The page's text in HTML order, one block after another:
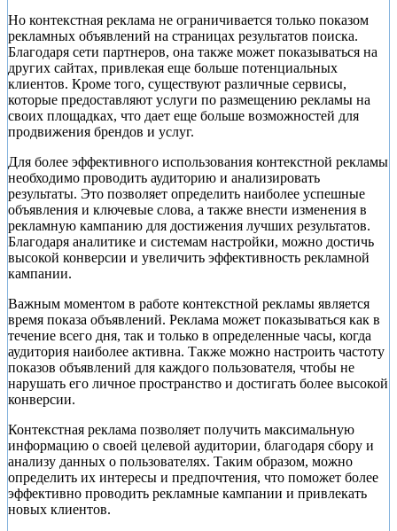
Но контекстная реклама не ограничивается только показом
рекламных объявлений на страницах результатов поиска.
Благодаря сети партнеров, она также может показываться на
других сайтах, привлекая еще больше потенциальных
клиентов. Кроме того, существуют различные сервисы,
которые предоставляют услуги по размещению рекламы на
своих площадках, что дает еще больше возможностей для
продвижения брендов и услуг.
Для более эффективного использования контекстной рекламы
необходимо проводить аудиторию и анализировать
результаты. Это позволяет определить наиболее успешные
объявления и ключевые слова, а также внести изменения в
рекламную кампанию для достижения лучших результатов.
Благодаря аналитике и системам настройки, можно достичь
высокой конверсии и увеличить эффективность рекламной
кампании.
Важным моментом в работе контекстной рекламы является
время показа объявлений. Реклама может показываться как в
течение всего дня, так и только в определенные часы, когда
аудитория наиболее активна. Также можно настроить частоту
показов объявлений для каждого пользователя, чтобы не
нарушать его личное пространство и достигать более высокой
конверсии.
Контекстная реклама позволяет получить максимальную
информацию о своей целевой аудитории, благодаря сбору и
анализу данных о пользователях. Таким образом, можно
определить их интересы и предпочтения, что поможет более
эффективно проводить рекламные кампании и привлекать
новых клиентов.